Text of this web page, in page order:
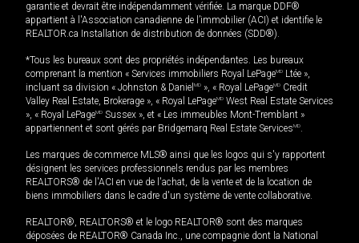
garantie et devrait être indépendamment vérifiée. La marque DDF®
appartient à l'Association canadienne de l’immobilier (ACI) et identifie le
REALTOR.ca Installation de distribution de données (SDD®).
*Tous les bureaux sont des propriétés indépendantes. Les bureaux
comprenant la mention « Services immobiliers Royal LePageMD Ltée »,
incluant sa division « Johnston & Daniel MD », « Royal LePageMD Credit
Valley Real Estate, Brokerage », « Royal LePageMD West Real Estate Services
», « Royal LePageMD Sussex », et « Les immeubles Mont-Tremblant »
appartiennent et sont gérés par Bridgemarq Real Estate ServicesMD.
Les marques de commerce MLS® ainsi que les logos qui s'y rapportent
désignent les services professionnels rendus par les membres
REALTORS® de l'ACI en vue de l'achat, de la vente et de la location de
biens immobiliers dans le cadre d'un système de vente collaborative.
REALTOR®, REALTORS® et le logo REALTOR® sont des marques
déposées de REALTOR® Canada Inc., une compagnie dont la National